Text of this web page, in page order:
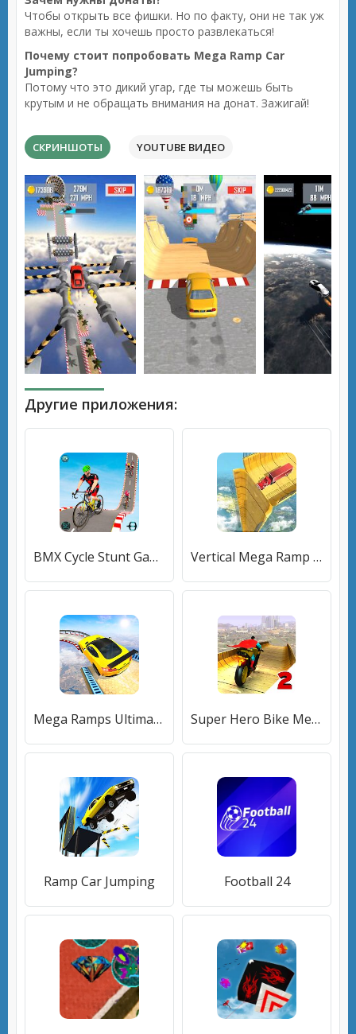
Чтобы открыть все фишки. Но по факту, они не так уж
важны, если ты хочешь просто развлекаться!
Почему стоит попробовать Mega Ramp Car
Jumping?
Потому что это дикий угар, где ты можешь быть
крутым и не обращать внимания на донат. Зажигай!
СКРИНШОТЫ YOUTUBE ВИДЕО
Другие приложения:
BMX Cycle Stunt Game - Mega Ramp Bicycle Racing Vertical Mega Ramp Impossible 3D
Mega Ramps Ultimate Car Jumping - Impossible Drive Super Hero Bike Mega Ramp 2
Ramp Car Jumping Football 24